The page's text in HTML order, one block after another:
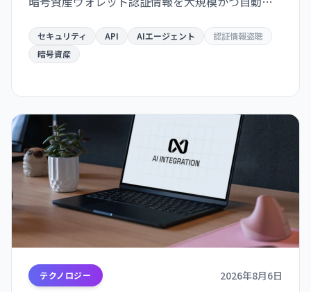
Hugging Face ハッキングは「警告の贈り物」だと
いう。
セキュリティ API AIエージェント
認証情報盗聴
暗号資産
テクノロジー 2026年8月6日